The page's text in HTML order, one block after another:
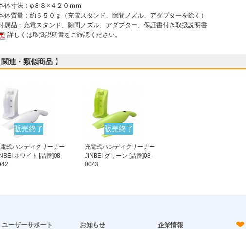
体寸法：φ８８×４２０ｍｍ
体質量：約６５０ｇ（充電スタンド、隙間ノズル、アダプターを除く）
属品：充電スタンド、隙間ノズル、アダプター、保証書付き取扱説明書
詳しくは取扱説明書をご確認ください。
関連・類似商品 】
販売終了
式ハンディクリーナー
ホワイト [品番]08-
販売終了
充電式ハンディクリーナー
JINBEI グリーン [品番]08-
0043
ユーザーサポート お知らせ 企業情報